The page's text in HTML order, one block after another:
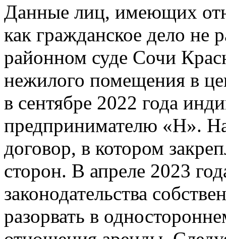
Данные лиц, имеющих
как гражданское дело не
районном суде Сочи
нежилого помещения в
в сентябре 2022 года
предпринимателю «Н».
договор, в котором
сторон. В апреле 2023
законодательства
разорвать в